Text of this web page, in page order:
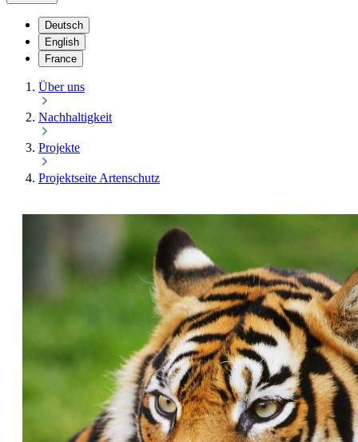
Deutsch
English
France
Über uns
Nachhaltigkeit
Projekte
Projektseite Artenschutz